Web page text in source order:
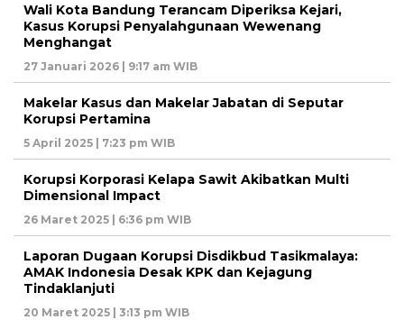
Wali Kota Bandung Terancam Diperiksa Kejari,
Kasus Korupsi Penyalahgunaan Wewenang
Menghangat
27 Januari 2026 | 9:17 am WIB
Makelar Kasus dan Makelar Jabatan di Seputar
Korupsi Pertamina
5 April 2025 | 7:23 pm WIB
Korupsi Korporasi Kelapa Sawit Akibatkan Multi
Dimensional Impact
26 Maret 2025 | 6:36 pm WIB
Laporan Dugaan Korupsi Disdikbud Tasikmalaya:
AMAK Indonesia Desak KPK dan Kejagung
Tindaklanjuti
20 Maret 2025 | 3:13 pm WIB